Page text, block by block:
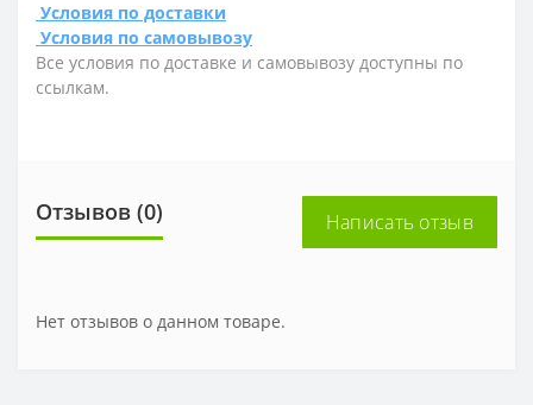
Условия по доставки
Условия по самовывозу
Все условия по доставке и самовывозу доступны по
ссылкам.
Отзывов (0) Написать отзыв
Нет отзывов о данном товаре.